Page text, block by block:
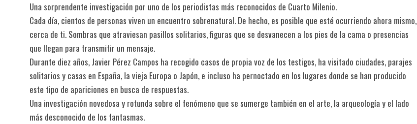
Una sorprendente investigación por uno de los periodistas más reconocidos de Cuarto Milenio.
Cada día, cientos de personas viven un encuentro sobrenatural. De hecho, es posible que esté ocurriendo ahora mismo,
cerca de ti. Sombras que atraviesan pasillos solitarios, figuras que se desvanecen a los pies de la cama o presencias
que llegan para transmitir un mensaje.
Durante diez años, Javier Pérez Campos ha recogido casos de propia voz de los testigos, ha visitado ciudades, parajes
solitarios y casas en España, la vieja Europa o Japón, e incluso ha pernoctado en los lugares donde se han producido
este tipo de apariciones en busca de respuestas.
Una investigación novedosa y rotunda sobre el fenómeno que se sumerge también en el arte, la arqueología y el lado
más desconocido de los fantasmas.